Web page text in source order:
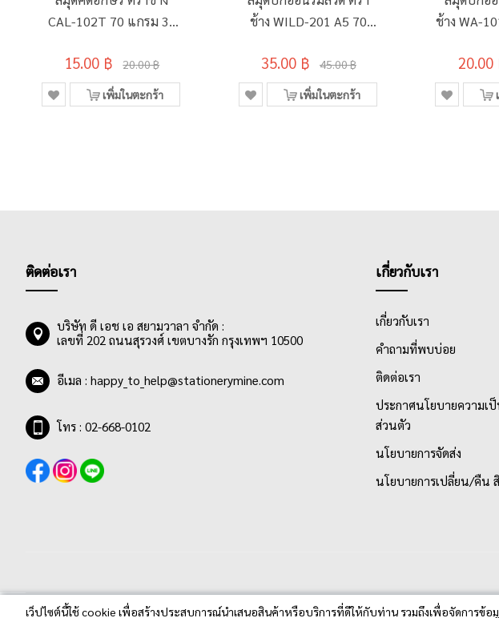
เว็ปไซต์นี้ใช้ cookie เพื่อสร้างประสบการณ์นำเสนอสินค้าหรือบริการที่ดีให้กับท่าน รวมถึงเพื่อจัดการข้
CAL-102T 70 แกรม 30
15.00 ฿ 20.00 ฿
เพิ่มในตะกร้า
ช้าง WILD-201 A5 70
35.00 ฿ 45.00 ฿
เพิ่มในตะกร้า
ช้าง WA-
20.00
ติดต่อเรา
บริษัท ดี เอช เอ สยามวาลา จำกัด :
เลขที่ 202 ถนนสุรวงศ์ เขตบางรัก กรุงเทพฯ 10500
อีเมล : happy_to_help@stationerymine.com
โทร : 02-668-0102
เกี่ยวกับเรา
เกี่ยวกับเรา
คำถามที่พบบ่อย
ติดต่อเรา
ประกาศนโยบายความเ
ส่วนตัว
นโยบายการจัดส่ง
นโยบายการเปลี่ยน/คืน